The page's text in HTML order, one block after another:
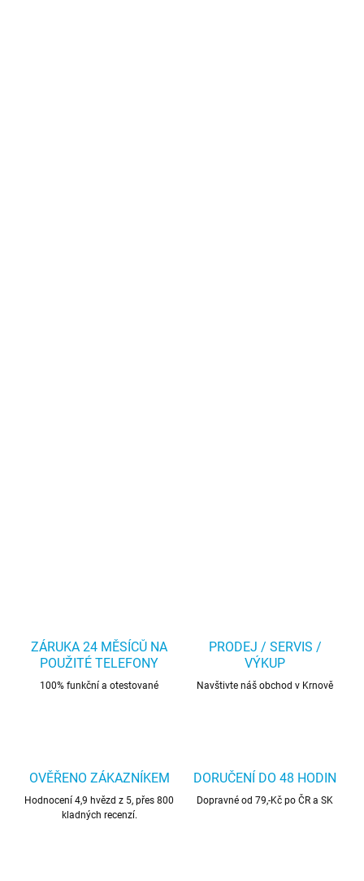
ZÁRUKA 24 MĚSÍCŮ NA
POUŽITÉ TELEFONY
100% funkční a otestované
PRODEJ / SERVIS /
VÝKUP
Navštivte náš obchod v Krnově
OVĚŘENO ZÁKAZNÍKEM
Hodnocení 4,9 hvězd z 5, přes 800
kladných recenzí.
DORUČENÍ DO 48 HODIN
Dopravné od 79,-Kč po ČR a SK